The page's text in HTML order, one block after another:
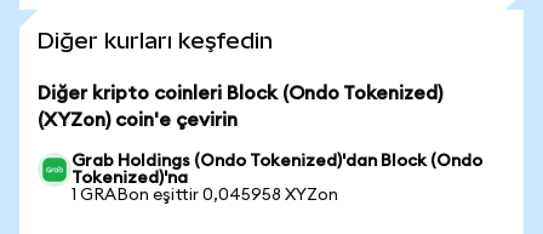
Diğer kurları keşfedin
Diğer kripto coinleri Block (Ondo Tokenized)
(XYZon) coin'e çevirin
Grab Holdings (Ondo Tokenized)'dan Block (Ondo
Tokenized)'na
1 GRABon eşittir 0,045958 XYZon